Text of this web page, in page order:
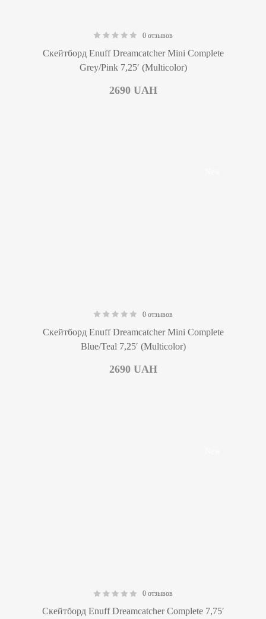
0 отзывов
Скейтборд Enuff Dreamcatcher Mini Complete
Grey/Pink 7,25′ (Multicolor)
2690 UAH
0 отзывов
Скейтборд Enuff Dreamcatcher Mini Complete
Blue/Teal 7,25′ (Multicolor)
2690 UAH
0 отзывов
Скейтборд Enuff Dreamcatcher Complete 7,75′